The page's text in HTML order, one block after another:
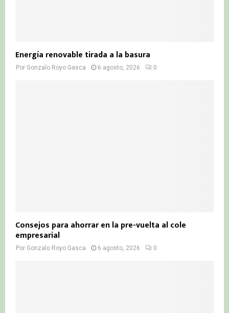
Energía renovable tirada a la basura
Por Gonzalo Royo Gasca 6 agosto, 2026 0
Consejos para ahorrar en la pre-vuelta al cole
empresarial
Por Gonzalo Royo Gasca 6 agosto, 2026 0